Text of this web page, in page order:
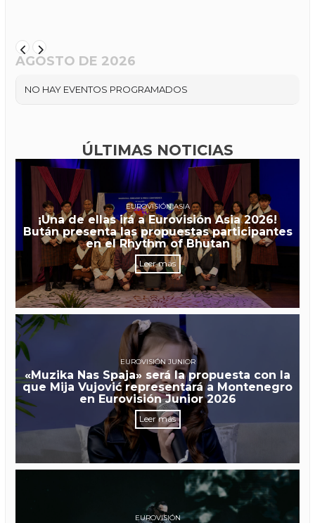
AGOSTO DE 2026
NO HAY EVENTOS PROGRAMADOS
ÚLTIMAS NOTICIAS
EUROVISIÓN ASIA
¡Una de ellas irá a Eurovisión Asia 2026!
Bután presenta las propuestas participantes
en el Rhythm of Bhutan
Leer más
EUROVISIÓN JUNIOR
«Muzika Nas Spaja» será la propuesta con la
que Mija Vujović representará a Montenegro
en Eurovisión Junior 2026
Leer más
EUROVISIÓN